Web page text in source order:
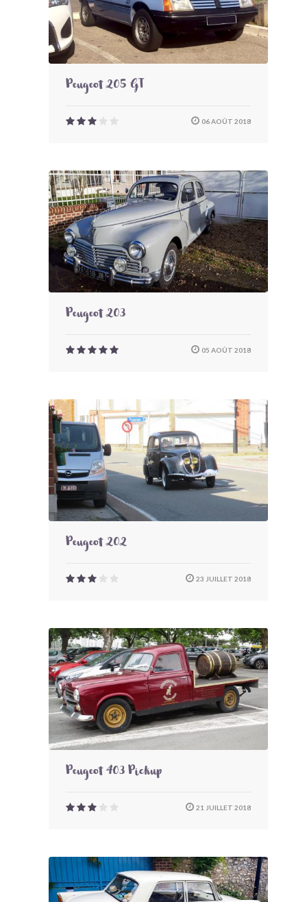
Peugeot 205 GT
06 AOÛT 2018
Peugeot 203
05 AOÛT 2018
Peugeot 202
23 JUILLET 2018
Peugeot 403 Pickup
21 JUILLET 2018